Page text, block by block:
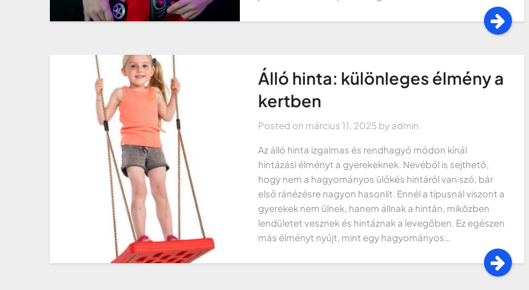
Álló hinta: különleges élmény a
kertben
Posted on március 11, 2025 by admin
Az álló hinta izgalmas és rendhagyó módon kínál
hintázási élményt a gyerekeknek. Nevéből is sejthető,
hogy nem a hagyományos ülőkés hintáról van szó, bár
első ránézésre nagyon hasonlít. Ennél a típusnál viszont a
gyerekek nem ülnek, hanem állnak a hintán, miközben
lendületet vesznek és hintáznak a levegőben. Ez egészen
más élményt nyújt, mint egy hagyományos…